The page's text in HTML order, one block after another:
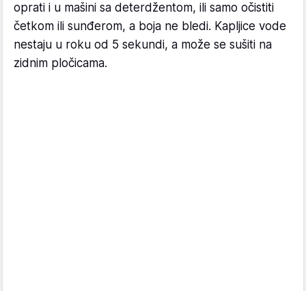
oprati i u mašini sa deterdžentom, ili samo očistiti
četkom ili sunđerom, a boja ne bledi. Kapljice vode
nestaju u roku od 5 sekundi, a može se sušiti na
zidnim pločicama.